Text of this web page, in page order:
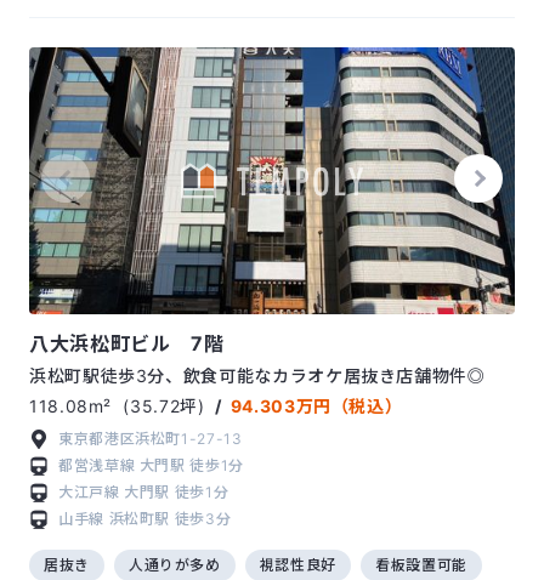
八大浜松町ビル 7階
浜松町駅徒歩3分、飲食可能なカラオケ居抜き店舗物件◎
118.08m²
(35.72坪) / 94.303万円（税込）
東京都港区浜松町1-27-13
都営浅草線 大門駅徒歩1分
大江戸線 大門駅 徒歩1分
山手線 浜松町駅 徒歩3分
居抜き 人通りが多め 視認性良好 看板設置可能